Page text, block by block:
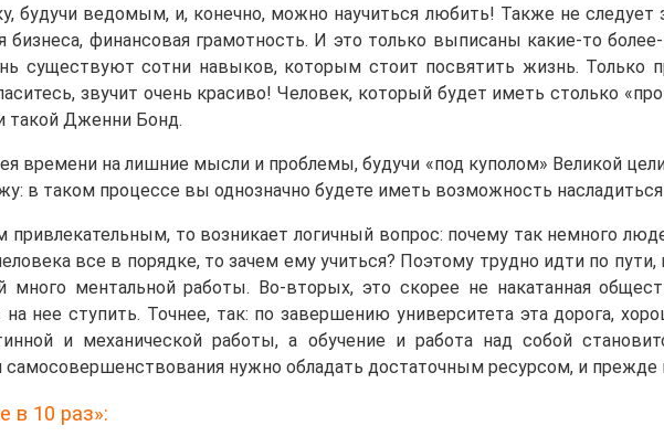
будучи ведомым, и, конечно, можно научиться любить! Также не
бизнеса, финансовая грамотность. И это только выписаны какие-то
существуют сотни навыков, которым стоит посвятить жизнь.
звучит очень красиво! Человек, который будет иметь столько
такой Дженни Бонд.
времени на лишние мысли и проблемы, будучи «под куполом» Великой
в таком процессе вы однозначно будете иметь возможность
привлекательным, то возникает логичный вопрос: почему так немного
все в порядке, то зачем ему учиться? Поэтому трудно идти по
много ментальной работы. Во-вторых, это скорее не накатанная
нее ступить. Точнее, так: по завершению университета эта дорога,
и механической работы, а обучение и работа над собой
самосовершенствования нужно обладать достаточным ресурсом, и
в 10 раз»: